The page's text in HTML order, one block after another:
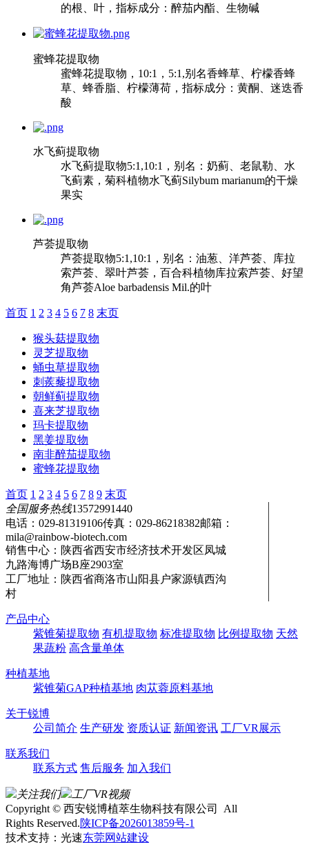
的根、叶，指标成分：醉茄内酯、生物碱
蜜蜂花提取物
蜜蜂花提取物，10:1，5:1,别名香蜂草、柠檬香蜂
草、蜂香脂、柠檬薄荷，指标成分：黄酮、迷迭香
酸
水飞蓟提取物
水飞蓟提取物5:1,10:1，别名：奶蓟、老鼠勒、水
飞蓟素，菊科植物水飞蓟Silybum marianum的干燥
果实
芦荟提取物
芦荟提取物5:1,10:1，别名：油葱、洋芦荟、库拉
索芦荟、翠叶芦荟，百合科植物库拉索芦荟、好望
角芦荟Aloe barbadensis Mil.的叶
首页 1 2 3 4 5 6 7 8 末页
猴头菇提取物
灵芝提取物
蛹虫草提取物
刺蒺藜提取物
朝鲜蓟提取物
喜来芝提取物
玛卡提取物
黑姜提取物
南非醉茄提取物
蜜蜂花提取物
首页 1 2 3 4 5 6 7 8 9 末页
全国服务热线13572991440
电话：029-81319106传真：029-86218382邮箱：
mila@rainbow-biotech.com
销售中心：陕西省西安市经济技术开发区凤城
九路海博广场B座2903室
工厂地址：陕西省商洛市山阳县户家源镇西沟
村
产品中心
紫锥菊提取物 有机提取物 标准提取物 比例提取物 天然
果蔬粉 高含量单体
种植基地
紫锥菊GAP种植基地 肉苁蓉原料基地
关于锐博
公司简介 生产研发 资质认证 新闻资讯 工厂VR展示
联系我们
联系方式 售后服务 加入我们
关注我们
工厂VR视频
Copyright © 西安锐博植萃生物科技有限公司 All
Rights Reserved.陕ICP备2026013859号-1
技术支持：光速东莞网站建设